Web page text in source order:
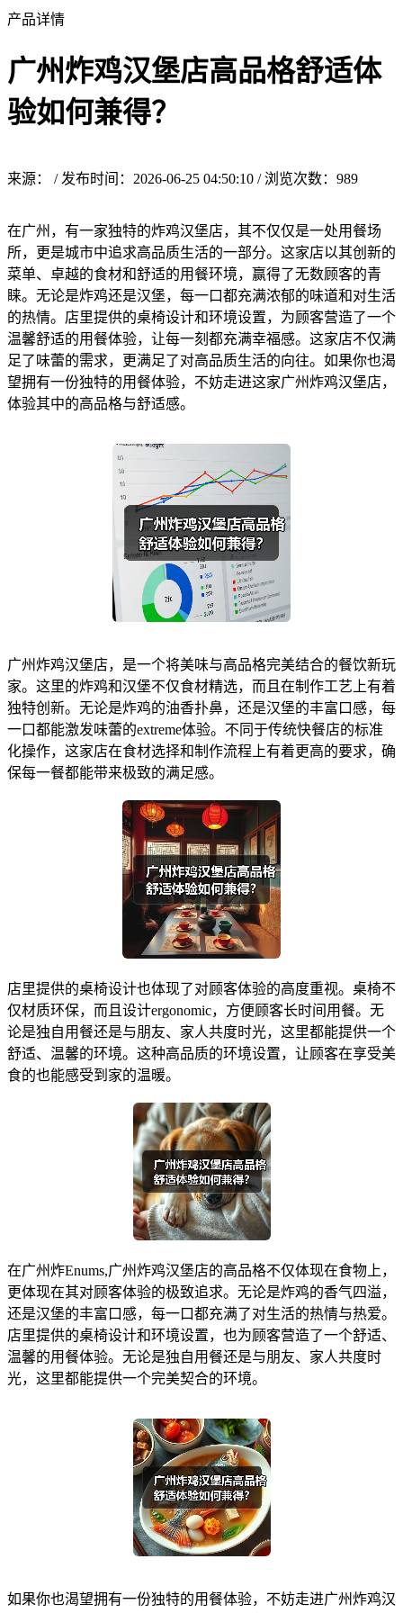
产品详情
广州炸鸡汉堡店高品格舒适体
验如何兼得？
来源： / 发布时间：2026-06-25 04:50:10 / 浏览次数： 989
在广州，有一家独特的炸鸡汉堡店，其不仅仅是一处用餐场
所，更是城市中追求高品质生活的一部分。这家店以其创新的
菜单、卓越的食材和舒适的用餐环境，赢得了无数顾客的青
睐。无论是炸鸡还是汉堡，每一口都充满浓郁的味道和对生活
的热情。店里提供的桌椅设计和环境设置，为顾客营造了一个
温馨舒适的用餐体验，让每一刻都充满幸福感。这家店不仅满
足了味蕾的需求，更满足了对高品质生活的向往。如果你也渴
望拥有一份独特的用餐体验，不妨走进这家广州炸鸡汉堡店，
体验其中的高品格与舒适感。
广州炸鸡汉堡店，是一个将美味与高品格完美结合的餐饮新玩
家。这里的炸鸡和汉堡不仅食材精选，而且在制作工艺上有着
独特创新。无论是炸鸡的油香扑鼻，还是汉堡的丰富口感，每
一口都能激发味蕾的extreme体验。不同于传统快餐店的标准
化操作，这家店在食材选择和制作流程上有着更高的要求，确
保每一餐都能带来极致的满足感。
店里提供的桌椅设计也体现了对顾客体验的高度重视。桌椅不
仅材质环保，而且设计ergonomic，方便顾客长时间用餐。无
论是独自用餐还是与朋友、家人共度时光，这里都能提供一个
舒适、温馨的环境。这种高品质的环境设置，让顾客在享受美
食的也能感受到家的温暖。
在广州炸Enums,广州炸鸡汉堡店的高品格不仅体现在食物上，
更体现在其对顾客体验的极致追求。无论是炸鸡的香气四溢，
还是汉堡的丰富口感，每一口都充满了对生活的热情与热爱。
店里提供的桌椅设计和环境设置，也为顾客营造了一个舒适、
温馨的用餐体验。无论是独自用餐还是与朋友、家人共度时
光，这里都能提供一个完美契合的环境。
如果你也渴望拥有一份独特的用餐体验，不妨走进广州炸鸡汉